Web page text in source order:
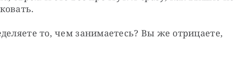
то, чем занимаетесь? Вы же отрицаете,